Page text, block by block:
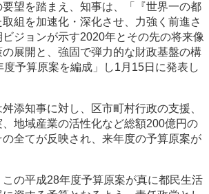
望を踏まえ、知事は、「『世界一の都
組を加速化・深化させ、力強く前進さ
ジョンが示す2020年とその先の将来像
展開と、強固で弾力的な財政基盤の構
予算原案を編成」し1月15日に発表し
添知事に対し、区市町村行政の支援、
地域産業の活性化など総額200億円の
全てが反映され、来年度の予算原案が
の平成28年度予算原案が真に都民生活